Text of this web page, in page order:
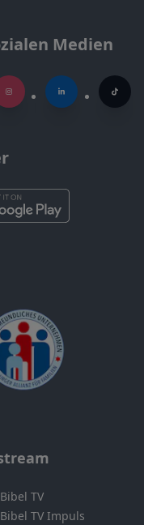
Medien
Bibel TV
Bibel TV Impuls